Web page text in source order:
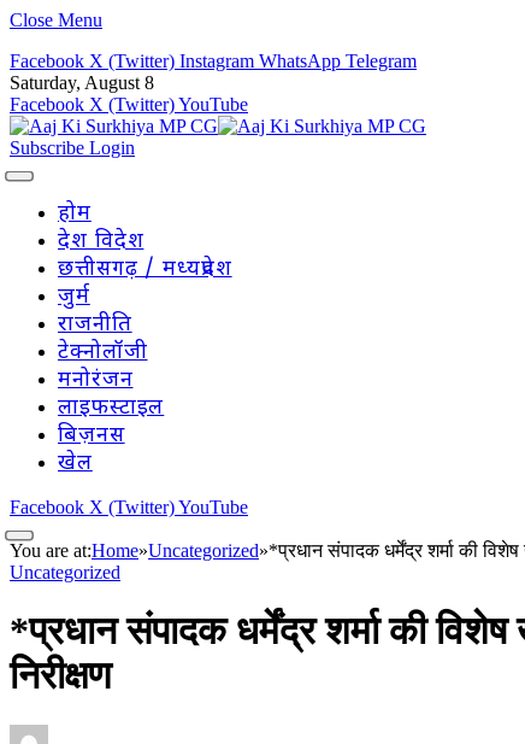
Close Menu
Facebook X (Twitter) Instagram WhatsApp Telegram
Saturday, August 8
Facebook X (Twitter)YouTube
Subscribe Login
होम
देश विदेश
छत्तीसगढ़ / मध्यप्रदेश
जुर्म
राजनीति
टेक्नोलॉजी
मनोरंजन
लाइफस्टाइल
बिज़नस
खेल
Facebook X (Twitter)YouTube
You are at:Home»Uncategorized»*प्रधान संपादक धर्मेंद्र शर्मा की
Uncategorized
*प्रधान संपादक धर्मेंद्र शर्मा की
निरीक्षण